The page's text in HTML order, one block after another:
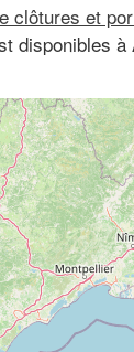
clôtures et
disponibles à